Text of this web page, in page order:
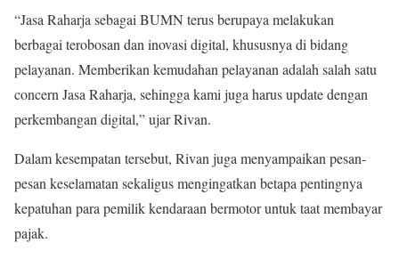
“Jasa Raharja sebagai BUMN terus berupaya melakukan
berbagai terobosan dan inovasi digital, khususnya di bidang
pelayanan. Memberikan kemudahan pelayanan adalah salah satu
concern Jasa Raharja, sehingga kami juga harus update dengan
perkembangan digital,” ujar Rivan.
Dalam kesempatan tersebut, Rivan juga menyampaikan pesan-
pesan keselamatan sekaligus mengingatkan betapa pentingnya
kepatuhan para pemilik kendaraan bermotor untuk taat membayar
pajak.